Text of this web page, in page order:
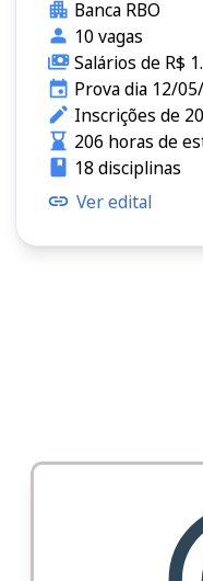
Banca RBO
10 vagas
Salários de R$
Prova dia 12/
Inscrições de
206 horas de
18 disciplinas
Ver edital